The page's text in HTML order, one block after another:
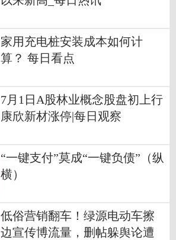
家用充电桩安装成本如何计
算？ 每日看点
7月1日A股林业概念股盘初上行
康欣新材涨停|每日观察
“一键支付”莫成“一键负债”（纵
横）
低俗营销翻车！绿源电动车擦
边宣传博流量，删帖躲舆论遭